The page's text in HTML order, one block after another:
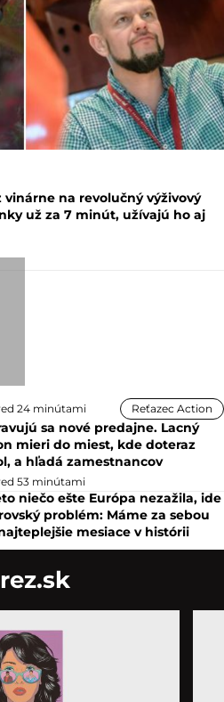
na revolučný výživový
už za 7 minút, užívajú ho aj
24 minútami Reťazec Action
sa nové predajne. Lacný
mieri do miest, kde doteraz
a hľadá zamestnancov
53 minútami
niečo ešte Európa nezažila, ide
problém: Máme za sebou
mesiace v histórii